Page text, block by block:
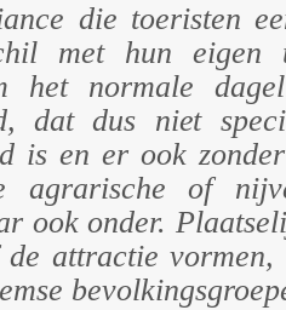
die toeristen
met hun eigen
het normale
dat dus niet
is en er ook
agrarische of
ook onder.
de attractie